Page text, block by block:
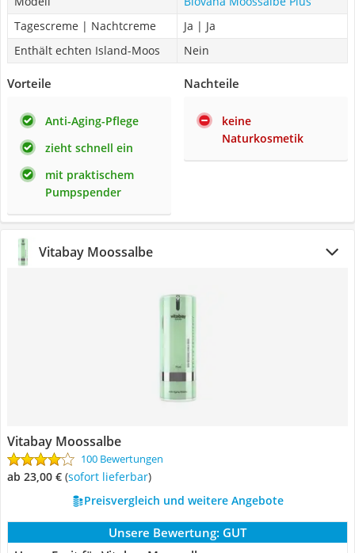
Tagescreme | Nachtcreme
Ja | Ja
Enthält echten Island-Moos
Nein
Vorteile
Anti-Aging-Pflege
zieht schnell ein
mit praktischem
Pumpspender
Nachteile
keine
Naturkosmetik
Vitabay Moossalbe
Vitabay Moossalbe
100 Bewertungen
ab 23,00 € ( Sofort lieferbar)
Preisvergleich und weitere Angebote
Unsere Bewertung: GUT